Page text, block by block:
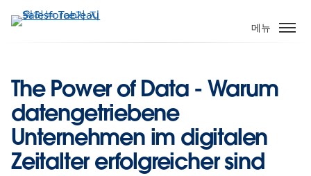
요
메뉴
The Power of Data - Warum
datengetriebene
Unternehmen im digitalen
Zeitalter erfolgreicher sind